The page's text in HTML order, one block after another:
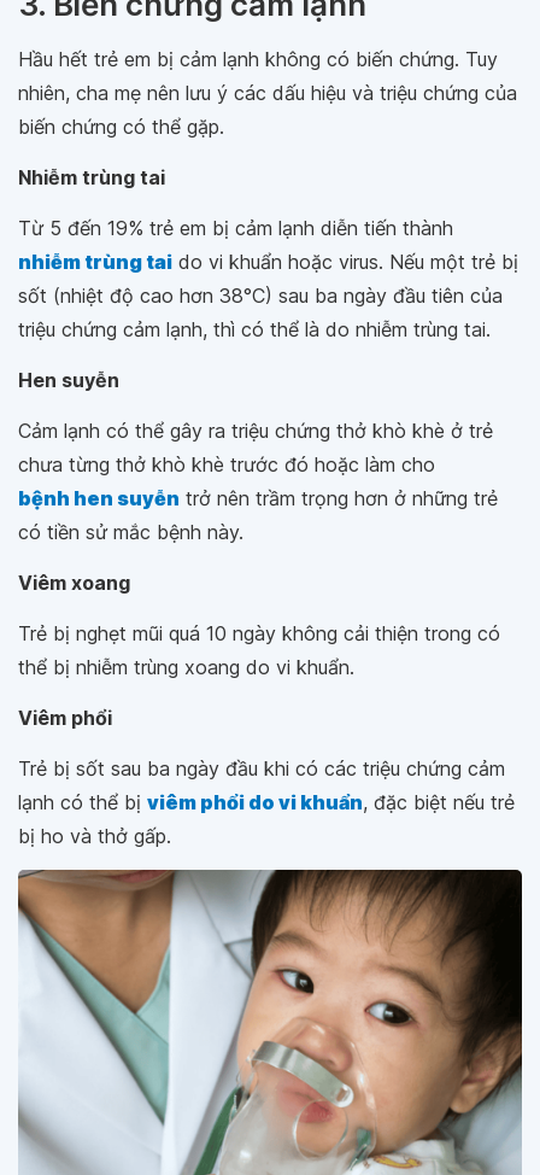
Hầu hết trẻ em bị cảm lạnh không có biến chứng. Tuy
nhiên, cha mẹ nên lưu ý các dấu hiệu và triệu chứng của
biến chứng có thể gặp.
Nhiễm trùng tai
Từ 5 đến 19% trẻ em bị cảm lạnh diễn tiến thành
nhiễm trùng tai do vi khuẩn hoặc virus. Nếu một trẻ bị
sốt (nhiệt độ cao hơn 38°C) sau ba ngày đầu tiên của
triệu chứng cảm lạnh, thì có thể là do nhiễm trùng tai.
Hen suyễn
Cảm lạnh có thể gây ra triệu chứng thở khò khè ở trẻ
chưa từng thở khò khè trước đó hoặc làm cho
bệnh hen suyễn trở nên trầm trọng hơn ở những trẻ
có tiền sử mắc bệnh này.
Viêm xoang
Trẻ bị nghẹt mũi quá 10 ngày không cải thiện trong có
thể bị nhiễm trùng xoang do vi khuẩn.
Viêm phổi
Trẻ bị sốt sau ba ngày đầu khi có các triệu chứng cảm
lạnh có thể bị viêm phổi do vi khuẩn, đặc biệt nếu trẻ
bị ho và thở gấp.